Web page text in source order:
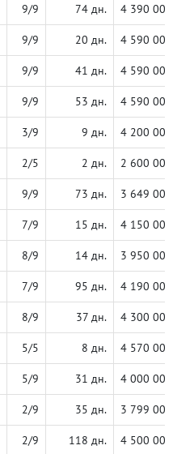
9/9 74 дн. 4 390 000
9/9 20 дн. 4 590 000
9/9 41 дн. 4 590 000
9/9 53 дн. 4 590 000
3/9 9 дн. 4 200 000
2/5 2 дн. 2 600 000
9/9 73 дн. 3 649 000
7/9 15 дн. 4 150 000
8/9 14 дн. 3 950 000
7/9 95 дн. 4 190 000
8/9 37 дн. 4 300 000
5/5 8 дн. 4 570 000
5/9 31 дн. 4 000 000
2/9 35 дн. 3 799 000
2/9 118 дн. 4 500 000